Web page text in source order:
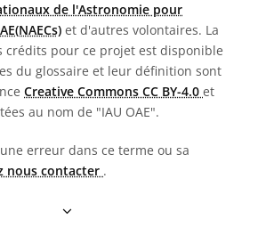
de l'Astronomie pour
et d'autres volontaires. La
crédits pour ce projet est disponible
du glossaire et leur définition sont
Creative Commons CC BY-4.0 et
au nom de "IAU OAE".
erreur dans ce terme ou sa
nous contacter .